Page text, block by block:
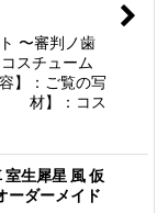
〜審判ノ歯
スチューム
】：ご覧の写
材】：コス
生犀星 風 仮
ーダーメイド